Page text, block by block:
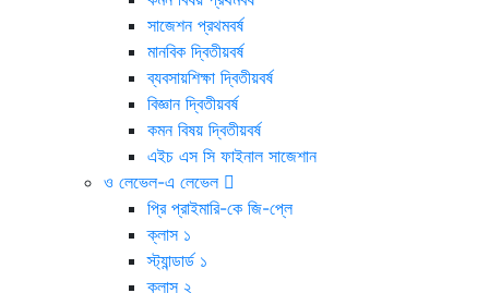
সাজেশন প্রথমবর্ষ
মানবিক দ্বিতীয়বর্ষ
ব্যবসায়শিক্ষা দ্বিতীয়বর্ষ
বিজ্ঞান দ্বিতীয়বর্ষ
কমন বিষয় দ্বিতীয়বর্ষ
এইচ এস সি ফাইনাল সাজেশান
ও লেভেল-এ লেভেল
প্রি প্রাইমারি-কে জি-প্লে
ক্লাস ১
স্ট্যান্ডার্ড ১
ক্লাস ২